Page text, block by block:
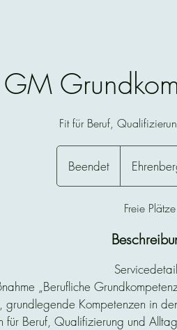
Fit für Beruf,
Beendet
e
d
Freie Plätze
„Berufliche
grundlegende Kompetenzen in
für Beruf, Qualifizierung und